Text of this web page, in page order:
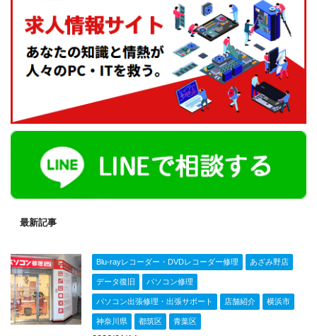
最新記事
Blu-rayレコーダー・DVDレコーダー修理 あざみ野店
データ復旧 パソコン修理
パソコン出張修理・出張サポート 店舗紹介 横浜市
神奈川県 都筑区 青葉区